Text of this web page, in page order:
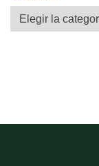
Categorías